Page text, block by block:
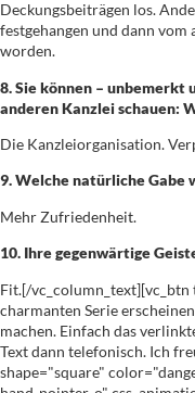
Deckungsbeiträgen los.
festgehangen und dann
worden.
8. Sie können – unbemerkt
anderen Kanzlei schauen:
Die Kanzleiorganisation.
9. Welche natürliche Gabe
Mehr Zufriedenheit.
10. Ihre gegenwärtige
Fit.[/
charmanten Serie
machen. Einfach das
Text dann telefonisch. Ich
shape="square"